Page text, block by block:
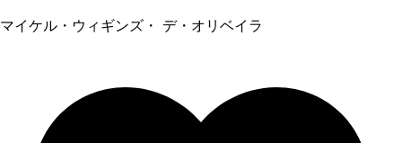
マイケル・ウィギンズ・ デ・オリベイラ